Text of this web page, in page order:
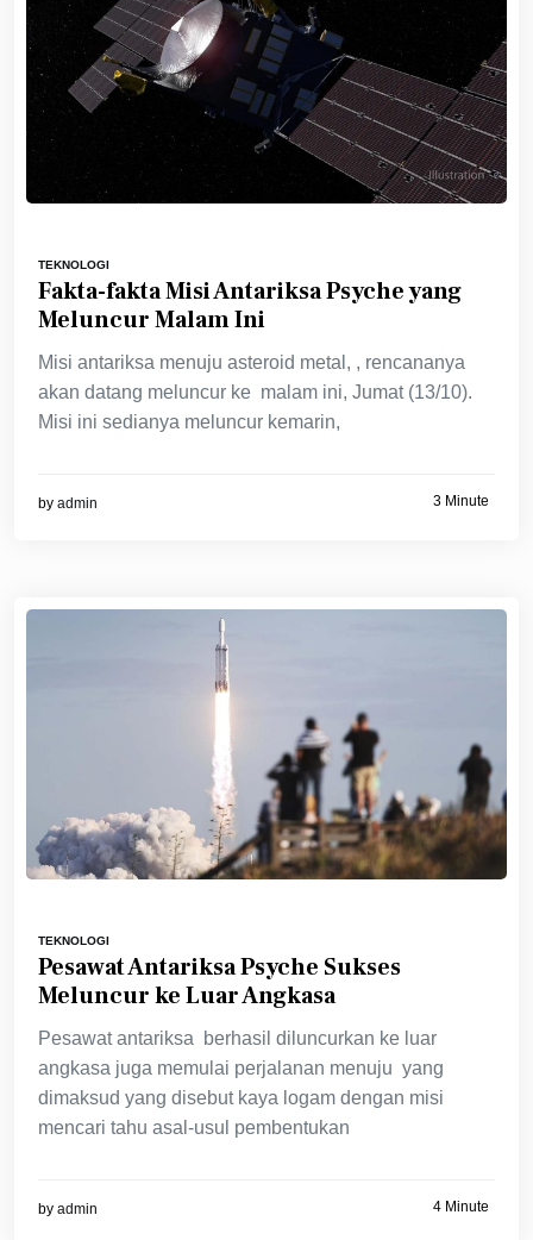
TEKNOLOGI
Fakta-fakta Misi Antariksa Psyche yang
Meluncur Malam Ini
Misi antariksa menuju asteroid metal, , rencananya
akan datang meluncur ke malam ini, Jumat (13/10).
Misi ini sedianya meluncur kemarin,
by admin 3 Minute
TEKNOLOGI
Pesawat Antariksa Psyche Sukses
Meluncur ke Luar Angkasa
Pesawat antariksa berhasil diluncurkan ke luar
angkasa juga memulai perjalanan menuju yang
dimaksud yang disebut kaya logam dengan misi
mencari tahu asal-usul pembentukan
by admin 4 Minute